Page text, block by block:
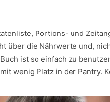
Portions- und
über die Nährwerte und,
ist so einfach zu
wenig Platz in der Pantry.